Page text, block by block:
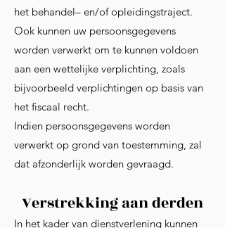
het behandel– en/of opleidingstraject.
Ook kunnen uw persoonsgegevens
worden verwerkt om te kunnen voldoen
aan een wettelijke verplichting, zoals
bijvoorbeeld verplichtingen op basis van
het fiscaal recht.
Indien persoonsgegevens worden
verwerkt op grond van toestemming, zal
dat afzonderlijk worden gevraagd.
Verstrekking aan derden
In het kader van dienstverlening kunnen